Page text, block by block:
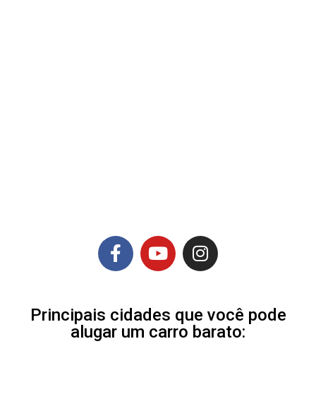
Principais cidades que você pode
alugar um carro barato: